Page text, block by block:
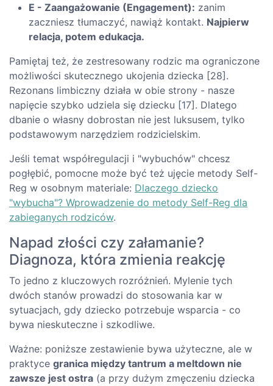
E - Zaangażowanie (Engagement): zanim
zaczniesz tłumaczyć, nawiąż kontakt. Najpierw
relacja, potem edukacja.
Pamiętaj też, że zestresowany rodzic ma ograniczone
możliwości skutecznego ukojenia dziecka [28].
Rezonans limbiczny działa w obie strony - nasze
napięcie szybko udziela się dziecku [17]. Dlatego
dbanie o własny dobrostan nie jest luksusem, tylko
podstawowym narzędziem rodzicielskim.
Jeśli temat współregulacji i "wybuchów" chcesz
pogłębić, pomocne może być też ujęcie metody Self-
Reg w osobnym materiale: Dlaczego dziecko
"wybucha"? Wprowadzenie do metody Self-Reg dla
zabieganych rodziców.
Napad złości czy załamanie?
Diagnoza, która zmienia reakcję
To jedno z kluczowych rozróżnień. Mylenie tych
dwóch stanów prowadzi do stosowania kar w
sytuacjach, gdy dziecko potrzebuje wsparcia - co
bywa nieskuteczne i szkodliwe.
Ważne: poniższe zestawienie bywa użyteczne, ale w
praktyce granica między tantrum a meltdown nie
zawsze jest ostra (a przy dużym zmęczeniu dziecka